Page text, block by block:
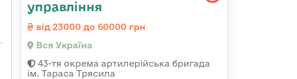
управління
від 23000 до 60000 грн
Вся Україна
43-тя окрема артилерійська бригада
ім. Тараса Трясила